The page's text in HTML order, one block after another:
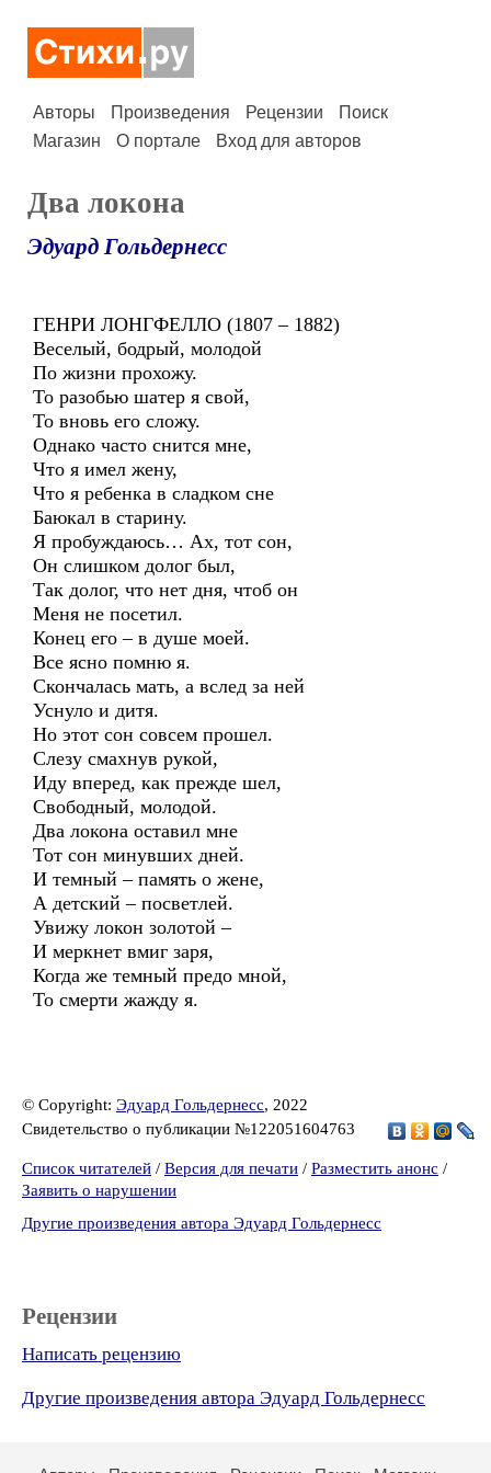
Авторы Произведения Рецензии
Поиск
Магазин
О портале Вход для авторов
Два локона
Эдуард Гольдернесс
ГЕНРИ ЛОНГФЕЛЛО (1807 – 1882)
Веселый, бодрый, молодой
По жизни прохожу.
То разобью шатер я свой,
То вновь его сложу.
Однако часто снится мне,
Что я имел жену,
Что я ребенка в сладком сне
Баюкал в старину.
Я пробуждаюсь… Ах, тот сон,
Он слишком долог был,
Так долог, что нет дня, чтоб он
Меня не посетил.
Конец его – в душе моей.
Все ясно помню я.
Скончалась мать, а вслед за ней
Уснуло и дитя.
Но этот сон совсем прошел.
Слезу смахнув рукой,
Иду вперед, как прежде шел,
Свободный, молодой.
Два локона оставил мне
Тот сон минувших дней.
И темный – память о жене,
А детский – посветлей.
Увижу локон золотой –
И меркнет вмиг заря,
Когда же темный предо мной,
То смерти жажду я.
© Copyright: Эдуард Гольдернесс, 2022
Свидетельство о публикации №122051604763
Список читателей / Версия для печати / Разместить анонс /
Заявить о нарушении
Другие произведения автора Эдуард Гольдернесс
Рецензии
Написать рецензию
Другие произведения автора Эдуард Гольдернесс